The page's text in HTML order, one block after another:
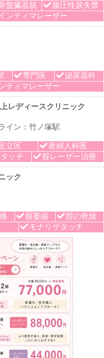
盤臓器脱
腹圧性尿失禁
ンティマレーザー
専門医
泌尿器科
ティマレーザー
レディースクリニック
イン：竹ノ塚駅
立区
産婦人科医
ッチ 腟レーザー治療
ック
腟萎縮
腟の乾燥
モナリザタッチ